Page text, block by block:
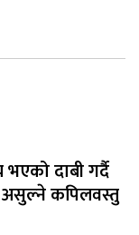
दाबी गर्दै
कपिलवस्तु